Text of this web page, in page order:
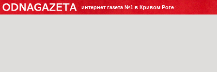
интернет газета №1 в Кривом Роге